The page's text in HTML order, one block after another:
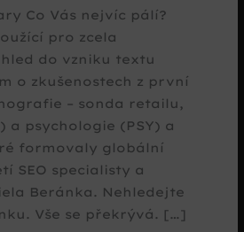
Co Vás nejvíc pálí?
pro zcela
do vzniku textu
o zkušenostech z první
– sonda retailu,
a psychologie (PSY) a
formovaly globální
SEO specialisty a
Beránka. Nehledejte
Vše se překrývá. […]